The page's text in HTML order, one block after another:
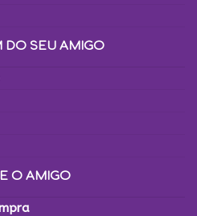
DO SEU AMIGO
O AMIGO